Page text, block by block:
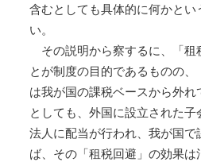
含むとしても具体的に何かと
い。
その説明から察するに、「租
とが制度の目的であるものの
は我が国の課税ベースから外
としても、外国に設立された
法人に配当が行われ、我が国
ば、その「租税回避」の効果